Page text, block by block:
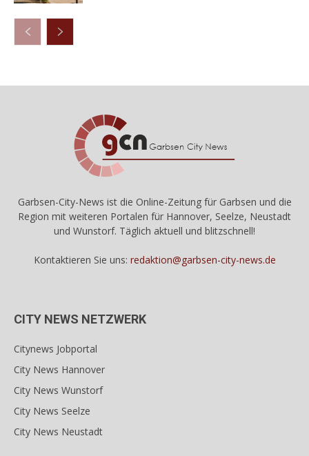
Garbsen-City-News ist die Online-Zeitung für Garbsen und die
Region mit weiteren Portalen für Hannover, Seelze, Neustadt
und Wunstorf. Täglich aktuell und blitzschnell!
Kontaktieren Sie uns: redaktion@garbsen-city-news.de
CITY NEWS NETZWERK
Citynews Jobportal
City News Hannover
City News Wunstorf
City News Seelze
City News Neustadt